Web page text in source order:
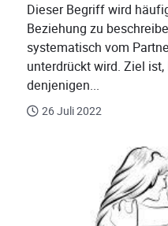
Dieser Begriff wird
Beziehung zu
systematisch vom
unterdrückt wird. Ziel
denjenigen...
26 Juli 2022